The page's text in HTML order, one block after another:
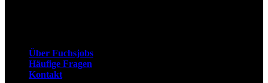
Über Fuchsjobs
Häufige Fragen
Kontakt